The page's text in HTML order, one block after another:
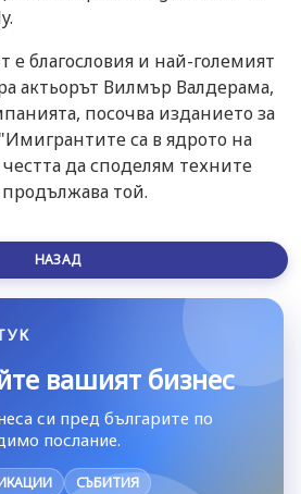
благословия и най-големият
актьорът Вилмър Валдерама,
посочва изданието за
са в ядрото на
да споделям техните
той.
НАЗАД
вашият бизнес
си пред българите по
послание.
СЪБИТИЯ